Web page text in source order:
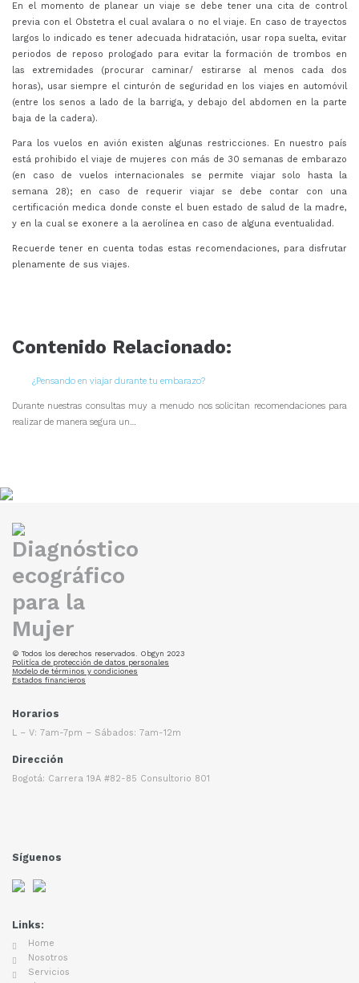
En el momento de planear un viaje se debe tener una cita de control
previa con el Obstetra el cual avalara o no el viaje. En caso de trayectos
largos lo indicado es tener adecuada hidratación, usar ropa suelta, evitar
periodos de reposo prologado para evitar la formación de trombos en
las extremidades (procurar caminar/ estirarse al menos cada dos
horas), usar siempre el cinturón de seguridad en los viajes en automóvil
(entre los senos a lado de la barriga, y debajo del abdomen en la parte
baja de la cadera).
Para los vuelos en avión existen algunas restricciones. En nuestro país
está prohibido el viaje de mujeres con más de 30 semanas de embarazo
(en caso de vuelos internacionales se permite viajar solo hasta la
semana 28); en caso de requerir viajar se debe contar con una
certificación medica donde conste el buen estado de salud de la madre,
y en la cual se exonere a la aerolínea en caso de alguna eventualidad.
Recuerde tener en cuenta todas estas recomendaciones, para disfrutar
plenamente de sus viajes.
Contenido Relacionado:
¿Pensando en viajar durante tu embarazo?
Durante nuestras consultas muy a menudo nos solicitan recomendaciones para
realizar de manera segura un…
© Todos los derechos reservados. Obgyn 2023
Politíca de protección de datos personales
Modelo de términos y condiciones
Estados financieros
Horarios
L – V: 7am-7pm – Sábados: 7am-12m
Dirección
Bogotá: Carrera 19A #82-85 Consultorio 801
Síguenos
Links:
Home
Nosotros
Servicios